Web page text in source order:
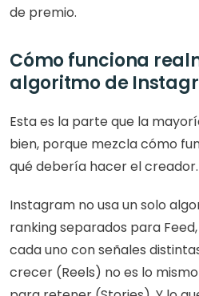
de premio.
Cómo funciona
algoritmo de
Esta es la parte que la
bien, porque mezcla cómo
qué debería hacer el
Instagram no usa un solo
ranking separados para
cada uno con señales
crecer (Reels) no es lo